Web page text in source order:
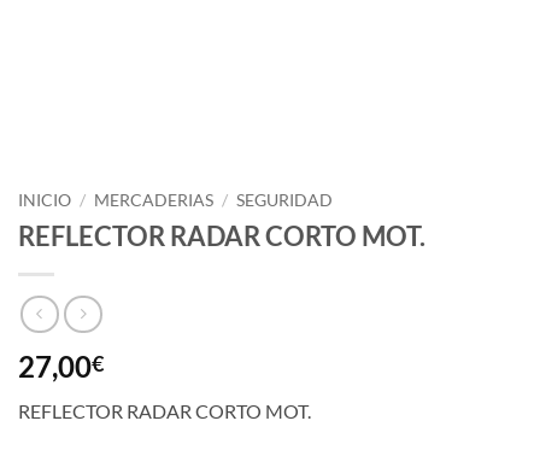
INICIO / MERCADERIAS / SEGURIDAD
REFLECTOR RADAR CORTO MOT.
27,00€
REFLECTOR RADAR CORTO MOT.